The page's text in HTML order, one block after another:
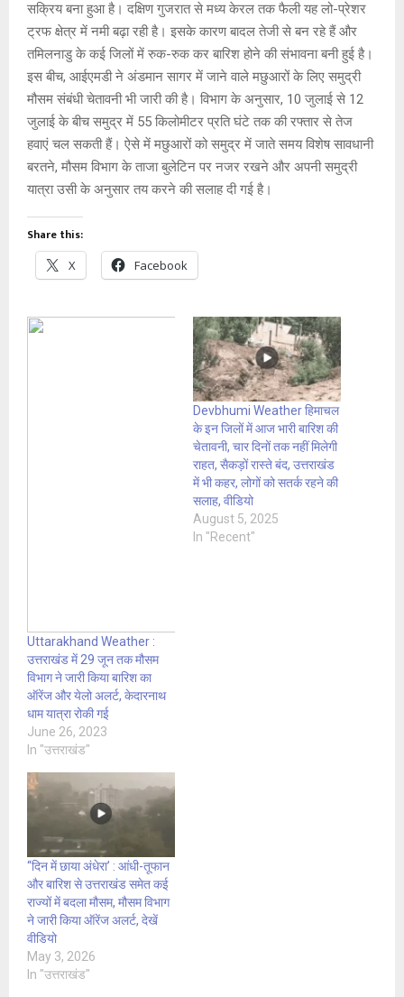
सक्रिय बना हुआ है। दक्षिण गुजरात से मध्य केरल तक फैली यह लो-प्रेशर
ट्रफ क्षेत्र में नमी बढ़ा रही है। इसके कारण बादल तेजी से बन रहे हैं और
तमिलनाडु के कई जिलों में रुक-रुक कर बारिश होने की संभावना बनी हुई है।
इस बीच, आईएमडी ने अंडमान सागर में जाने वाले मछुआरों के लिए समुद्री
मौसम संबंधी चेतावनी भी जारी की है। विभाग के अनुसार, 10 जुलाई से 12
जुलाई के बीच समुद्र में 55 किलोमीटर प्रति घंटे तक की रफ्तार से तेज
हवाएं चल सकती हैं। ऐसे में मछुआरों को समुद्र में जाते समय विशेष सावधानी
बरतने, मौसम विभाग के ताजा बुलेटिन पर नजर रखने और अपनी समुद्री
यात्रा उसी के अनुसार तय करने की सलाह दी गई है।
Share this:
X Facebook
Uttarakhand Weather :
उत्तराखंड में 29 जून तक मौसम
विभाग ने जारी किया बारिश का
ऑरेंज और येलो अलर्ट, केदारनाथ
धाम यात्रा रोकी गई
June 26, 2023
In "उत्तराखंड"
Devbhumi Weather हिमाचल
के इन जिलों में आज भारी बारिश की
चेतावनी, चार दिनों तक नहीं मिलेगी
राहत, सैकड़ों रास्ते बंद, उत्तराखंड
में भी कहर, लोगों को सतर्क रहने की
सलाह, वीडियो
August 5, 2025
In "Recent"
“दिन में छाया अंधेरा’ : आंधी-तूफान
और बारिश से उत्तराखंड समेत कई
राज्यों में बदला मौसम, मौसम विभाग
ने जारी किया ऑरेंज अलर्ट, देखें
वीडियो
May 3, 2026
In "उत्तराखंड"